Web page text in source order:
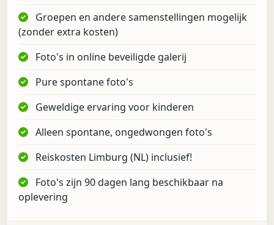
Groepen en andere samenstellingen mogelijk
(zonder extra kosten)
Foto's in online beveiligde galerij
Pure spontane foto's
Geweldige ervaring voor kinderen
Alleen spontane, ongedwongen foto's
Reiskosten Limburg (NL) inclusief!
Foto's zijn 90 dagen lang beschikbaar na
oplevering